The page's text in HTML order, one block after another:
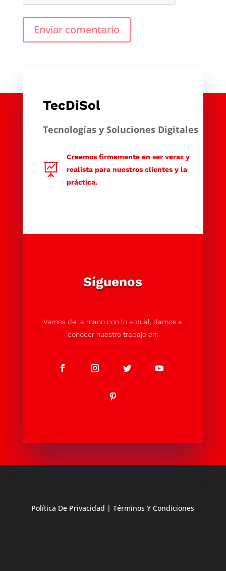
Enviar comentario
TecDiSol
Tecnologías y Soluciones Digitales

Creemos firmemente en ser veraz y
realista para nuestros clientes y la
práctica.
Síguenos
Vamos de la mano con lo actual, damos a
conocer nuestro trabajo en:
Política De Privacidad |Términos Y Condiciones